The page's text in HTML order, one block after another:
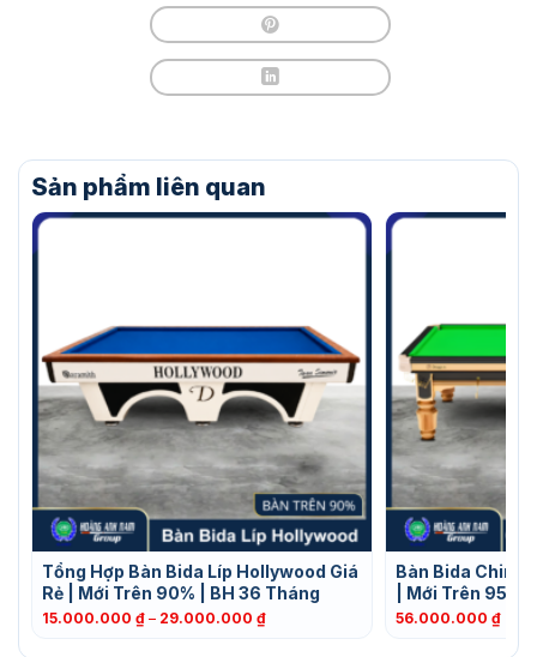
Sản phẩm liên quan
Tổng Hợp Bàn Bida Líp Hollywood Giá
Rẻ | Mới Trên 90% | BH 36 Tháng
15.000.000 ₫ – 29.000.000 ₫Khoảng
Bàn Bida
| Mới Trên 95%
56.000.000₫